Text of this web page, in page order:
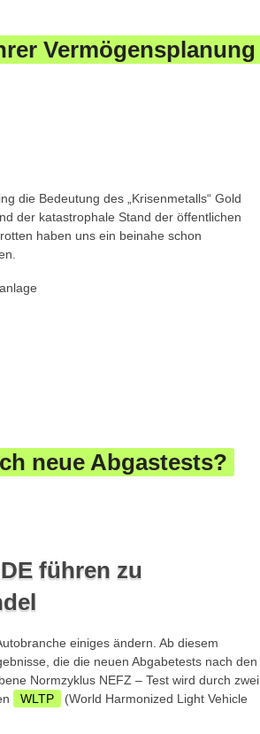
Vermögensplanung
die Bedeutung des „Krisenmetalls“ Gold
der katastrophale Stand der öffentlichen
haben uns ein beinahe schon
neue Abgastests?
führen zu
einiges ändern. Ab diesem
die die neuen Abgabetests nach den
Normzyklus NEFZ – Test wird durch zwei
WLTP
(World Harmonized Light Vehicle